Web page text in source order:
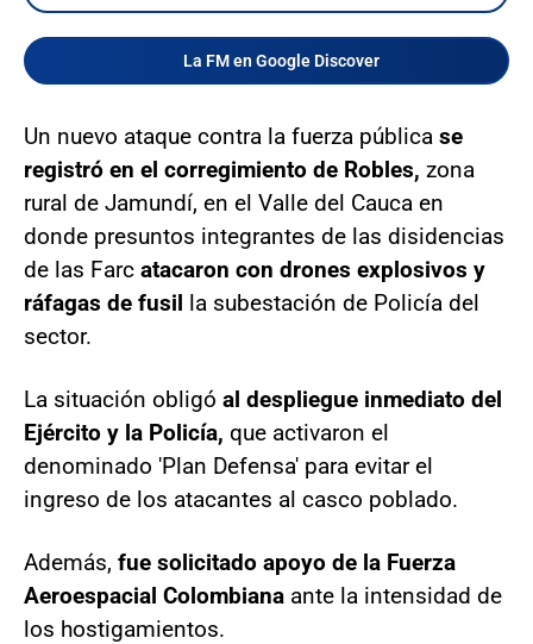
La FM en Google Discover
Un nuevo ataque contra la fuerza pública se
registró en el corregimiento de Robles, zona
rural de Jamundí, en el Valle del Cauca en
donde presuntos integrantes de las disidencias
de las Farc atacaron con drones explosivos y
ráfagas de fusil la subestación de Policía del
sector.
La situación obligó al despliegue inmediato del
Ejército y la Policía, que activaron el
denominado 'Plan Defensa' para evitar el
ingreso de los atacantes al casco poblado.
Además, fue solicitado apoyo de la Fuerza
Aeroespacial Colombiana ante la intensidad de
los hostigamientos.